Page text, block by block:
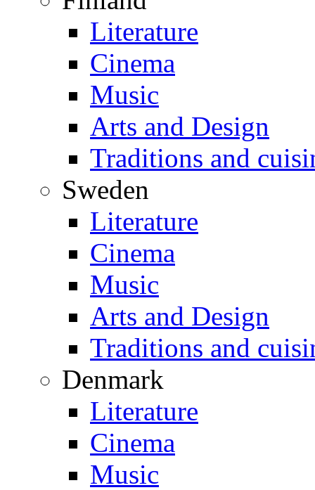
Literature
Cinema
Music
Arts and Design
Traditions and
Sweden
Literature
Cinema
Music
Arts and Design
Traditions and
Denmark
Literature
Cinema
Music